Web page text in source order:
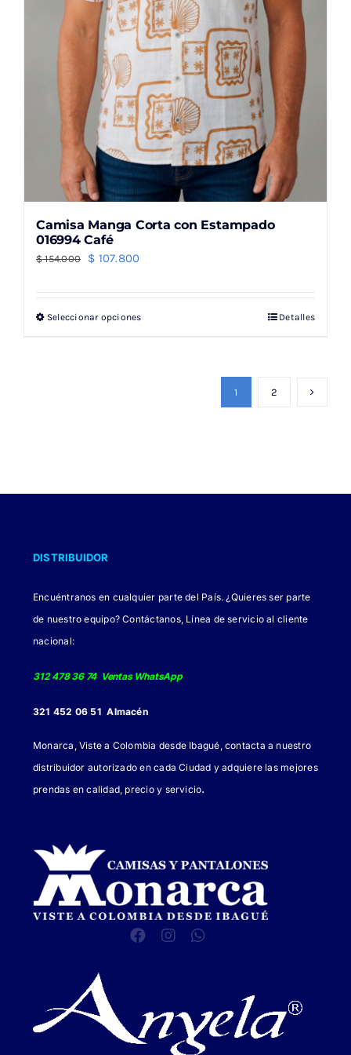
la
página
de
producto
Camisa Manga Corta con Estampado
016994 Café
$154.000
El
era:
$ 107.800
es:
Seleccionar opcionesEste
pueden
de
producto
Detalles
1 2
DISTRIBUIDOR
Encuéntranos en cualquier parte del País. ¿Quieres ser parte
de nuestro equipo? Contáctanos, Línea de servicio al cliente
nacional:
312 478 36 74 Ventas WhatsApp
321 452 06 51 Almacén
Monarca, Viste a Colombia desde Ibagué, contacta a nuestro
distribuidor autorizado en cada Ciudad y adquiere las mejores
prendas en calidad, precio y servicio.